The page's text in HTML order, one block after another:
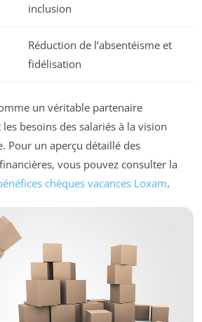
inclusion
Réduction de l’absentéisme et
fidélisation
un véritable partenaire
besoins des salariés à la vision
Pour un aperçu détaillé des
vous pouvez consulter la
chèques vacances Loxam.